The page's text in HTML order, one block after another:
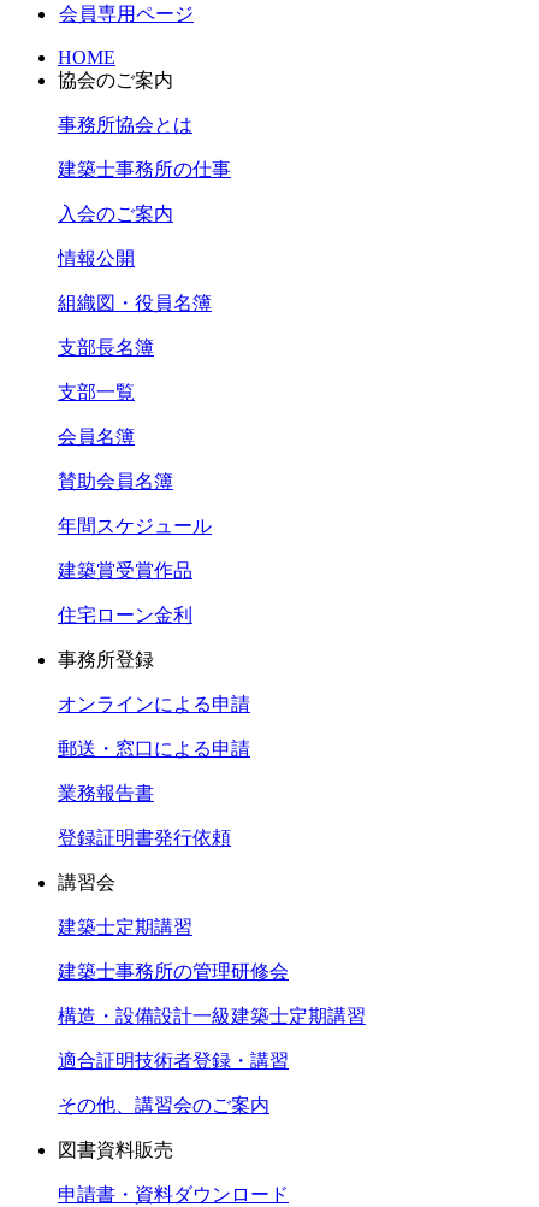
会員専用ページ
HOME
協会のご案内
事務所協会とは
建築士事務所の仕事
入会のご案内
情報公開
組織図・役員名簿
支部長名簿
支部一覧
会員名簿
賛助会員名簿
年間スケジュール
建築賞受賞作品
住宅ローン金利
事務所登録
オンラインによる申請
郵送・窓口による申請
業務報告書
登録証明書発行依頼
講習会
建築士定期講習
建築士事務所の管理研修会
構造・設備設計一級建築士定期講習
適合証明技術者登録・講習
その他、講習会のご案内
図書資料販売
申請書・資料ダウンロード